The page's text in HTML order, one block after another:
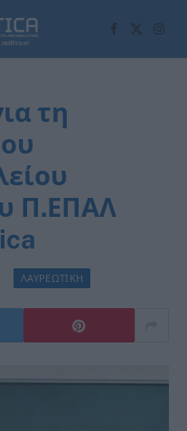
Facebook
X
(Twitter)
τη
Π.ΕΠΑΛ
ΛΑΥΡΕΩΤΙΚΗ